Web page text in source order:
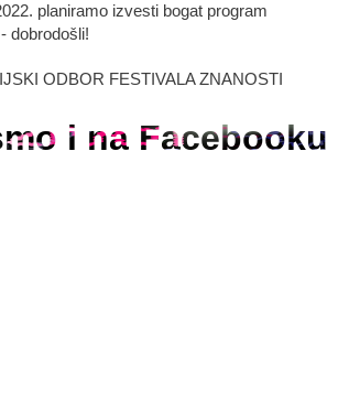
planiramo izvesti bogat program
dobrodošli!
ODBOR FESTIVALA ZNANOSTI
i na Facebooku